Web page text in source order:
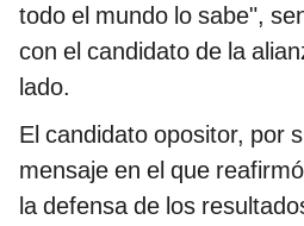
todo el mundo lo sabe",
con el candidato de la
lado.
El candidato opositor, por
mensaje en el que
la defensa de los